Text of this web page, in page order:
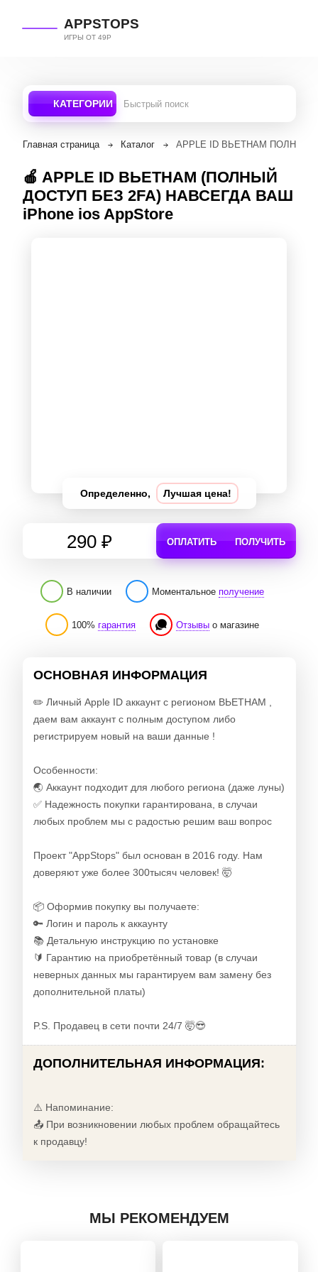
APPSTOPS
ИГРЫ ОТ 49Р
КАТЕГОРИИ
Главная страница Каталог APPLE ID ВЬЕТНАМ ПОЛНЫЙ
🍎 APPLE ID ВЬЕТНАМ (ПОЛНЫЙ
ДОСТУП БЕЗ 2FA) НАВСЕГДА ВАШ
iPhone ios AppStore
Определенно, Лучшая цена!
290 ₽ ОПЛАТИТЬ ПОЛУЧИТЬ
В наличии Моментальное получение
100% гарантия Отзывыо магазине
ОСНОВНАЯ ИНФОРМАЦИЯ
✏️ Личный Apple ID аккаунт с регионом ВЬЕТНАМ ,
даем вам аккаунт с полным доступом либо
регистрируем новый на ваши данные !
Особенности:
🌏 Аккаунт подходит для любого региона (даже луны)
✅ Надежность покупки гарантирована, в случаи
любых проблем мы с радостью решим ваш вопрос
Проект "AppStops" был основан в 2016 году. Нам
доверяют уже более 300тысяч человек! 🤯
📦 Оформив покупку вы получаете:
🔑 Логин и пароль к аккаунту
📚 Детальную инструкцию по установке
🔰 Гарантию на приобретённый товар (в случаи
неверных данных мы гарантируем вам замену без
дополнительной платы)
P.S. Продавец в сети почти 24/7 🤯😎
ДОПОЛНИТЕЛЬНАЯ ИНФОРМАЦИЯ:
⚠️ Напоминание:
📤 При возникновении любых проблем обращайтесь
к продавцу!
МЫ РЕКОМЕНДУЕМ